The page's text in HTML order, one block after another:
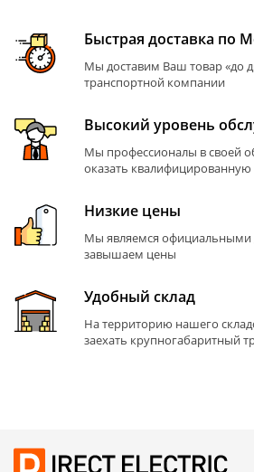
Быстрая доставка по
Мы доставим Ваш товар «до
транспортной компании
Высокий уровень
Мы профессионалы в своей
оказать
Низкие цены
Мы являемся официальными
завышаем цены
Удобный склад
На территорию нашего
заехать крупногабаритный